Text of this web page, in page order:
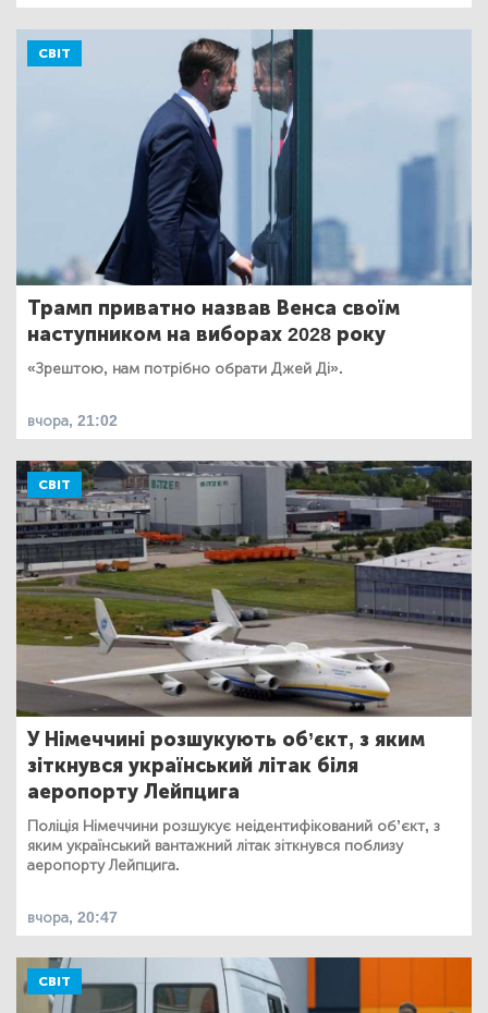
СВІТ
Трамп приватно назвав Венса своїм
наступником на виборах 2028 року
«Зрештою, нам потрібно обрати Джей Ді».
вчора, 21:02
СВІТ
У Німеччині розшукують об’єкт, з яким
зіткнувся український літак біля
аеропорту Лейпцига
Поліція Німеччини розшукує неідентифікований об’єкт, з
яким український вантажний літак зіткнувся поблизу
аеропорту Лейпцига.
вчора, 20:47
СВІТ